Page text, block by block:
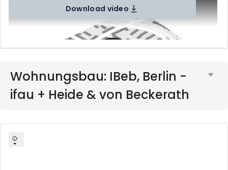
Download video
Wohnungsbau: IBeb, Berlin -
ifau + Heide & von Beckerath